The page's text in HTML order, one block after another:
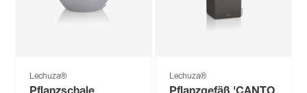
Lechuza® Lechuza®